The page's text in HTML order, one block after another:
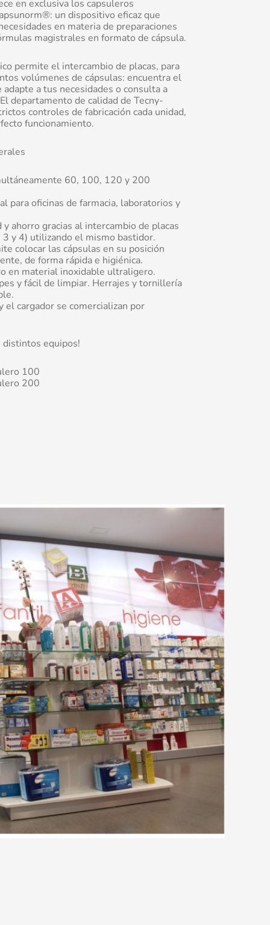
en exclusiva los capsuleros
un dispositivo eficaz que
en materia de preparaciones
magistrales en formato de cápsula.
permite el intercambio de placas, para
volúmenes de cápsulas: encuentra el
a tus necesidades o consulta a
departamento de calidad de Tecny-
controles de fabricación cada unidad,
funcionamiento.
60, 100, 120 y 200
para oficinas de farmacia, laboratorios y
ahorro gracias al intercambio de placas
y 4) utilizando el mismo bastidor.
colocar las cápsulas en su posición
de forma rápida e higiénica.
en material inoxidable ultraligero.
y fácil de limpiar. Herrajes y tornillería
el cargador se comercializan por
distintos equipos!
100
200